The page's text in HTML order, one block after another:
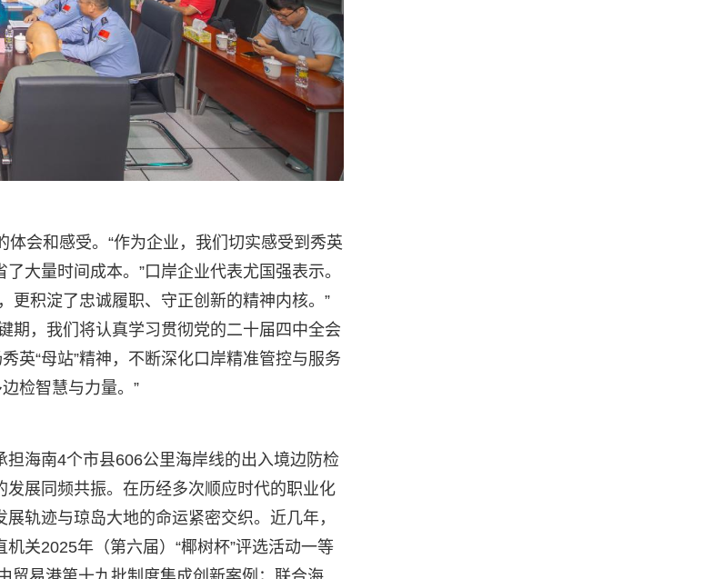
会和感受。“作为企业，我们切实感受到秀英
大量时间成本。”口岸企业代表尤国强表示。
更积淀了忠诚履职、守正创新的精神内核。”
期，我们将认真学习贯彻党的二十届四中全会
英“母站”精神，不断深化口岸精准管控与服务
检智慧与力量。”
海南4个市县606公里海岸线的出入境边防检
展同频共振。在历经多次顺应时代的职业化
轨迹与琼岛大地的命运紧密交织。近几年，
关2025年（第六届）“椰树杯”评选活动一等